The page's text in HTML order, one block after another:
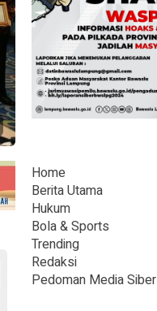
Home
Berita Utama
Hukum
Bola & Sports
Trending
Redaksi
Pedoman Media Siber